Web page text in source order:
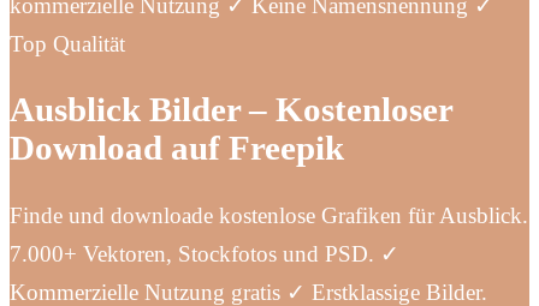
Top Qualität
Ausblick Bilder – Kostenloser
Download auf Freepik
Finde und downloade kostenlose Grafiken für Ausblick.
7.000+ Vektoren, Stockfotos und PSD. ✓
Kommerzielle Nutzung gratis ✓ Erstklassige Bilder.